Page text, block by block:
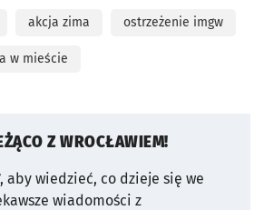
akcja zima ostrzeżenie imgw
w mieście
Z WROCŁAWIEM!
aby wiedzieć, co dzieje się we
wiadomości z